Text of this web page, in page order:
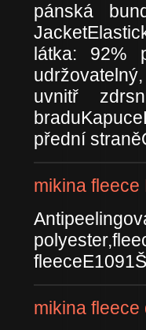
pánská
látka: 92%
uvnitř
přední
mikina
mikina